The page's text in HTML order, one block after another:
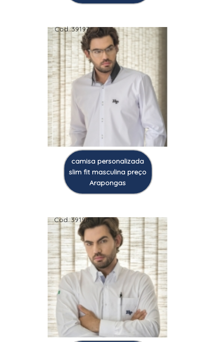
Cod.:39197
camisa personalizada
slim fit masculina preço
Arapongas
Cod.:39198